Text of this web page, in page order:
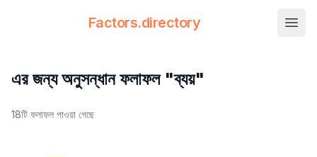
Factors.directory
এর জন্য অনুসন্ধান ফলাফল "ব্যয়"
18টি ফলাফল পাওয়া গেছে